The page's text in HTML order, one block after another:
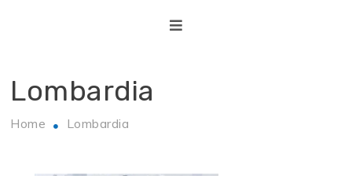
Lombardia
Home Lombardia